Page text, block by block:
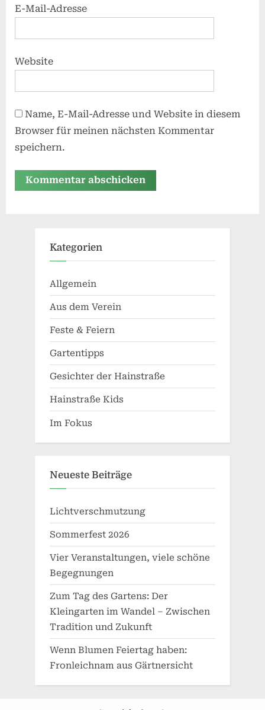
E-Mail-Adresse
Website
Name, E-Mail-Adresse und Website in diesem
Browser für meinen nächsten Kommentar
speichern.
Kategorien
Allgemein
Aus dem Verein
Feste & Feiern
Gartentipps
Gesichter der Hainstraße
Hainstraße Kids
Im Fokus
Neueste Beiträge
Lichtverschmutzung
Sommerfest 2026
Vier Veranstaltungen, viele schöne
Begegnungen
Zum Tag des Gartens: Der
Kleingarten im Wandel – Zwischen
Tradition und Zukunft
Wenn Blumen Feiertag haben:
Fronleichnam aus Gärtnersicht